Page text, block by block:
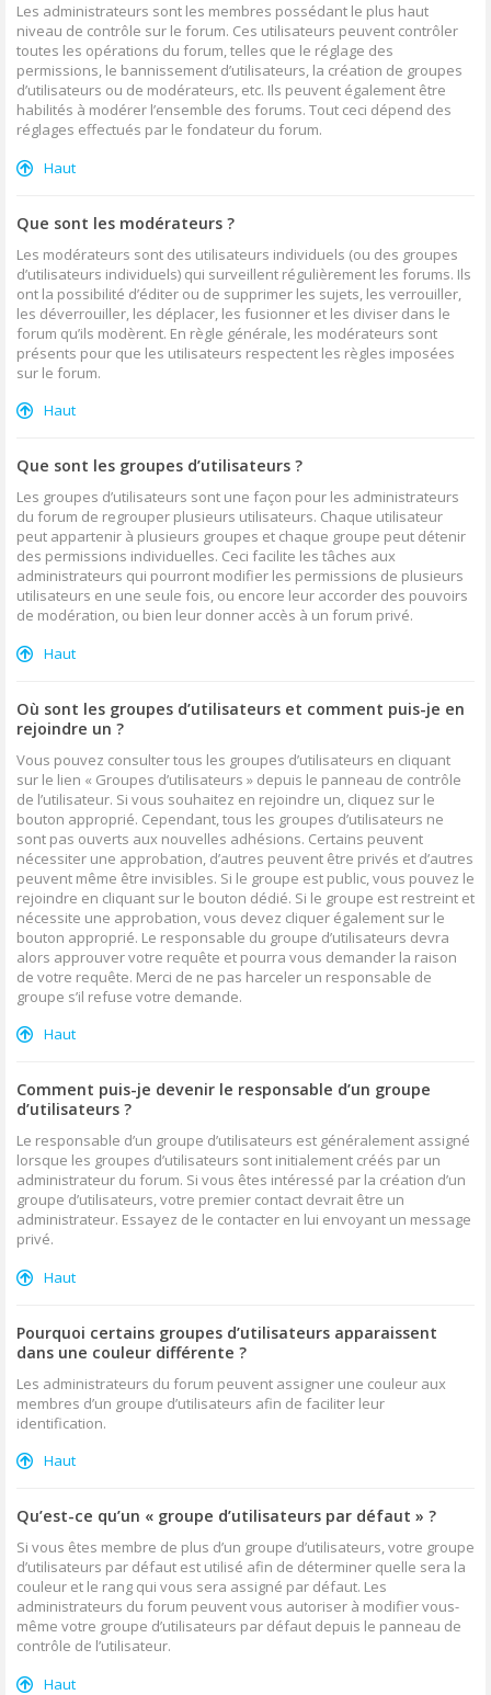
Les administrateurs sont les membres possédant le plus haut
niveau de contrôle sur le forum. Ces utilisateurs peuvent contrôler
toutes les opérations du forum, telles que le réglage des
permissions, le bannissement d’utilisateurs, la création de groupes
d’utilisateurs ou de modérateurs, etc. Ils peuvent également être
habilités à modérer l’ensemble des forums. Tout ceci dépend des
réglages effectués par le fondateur du forum.
Haut
Que sont les modérateurs ?
Les modérateurs sont des utilisateurs individuels (ou des groupes
d’utilisateurs individuels) qui surveillent régulièrement les forums. Ils
ont la possibilité d’éditer ou de supprimer les sujets, les verrouiller,
les déverrouiller, les déplacer, les fusionner et les diviser dans le
forum qu’ils modèrent. En règle générale, les modérateurs sont
présents pour que les utilisateurs respectent les règles imposées
sur le forum.
Haut
Que sont les groupes d’utilisateurs ?
Les groupes d’utilisateurs sont une façon pour les administrateurs
du forum de regrouper plusieurs utilisateurs. Chaque utilisateur
peut appartenir à plusieurs groupes et chaque groupe peut détenir
des permissions individuelles. Ceci facilite les tâches aux
administrateurs qui pourront modifier les permissions de plusieurs
utilisateurs en une seule fois, ou encore leur accorder des pouvoirs
de modération, ou bien leur donner accès à un forum privé.
Haut
Où sont les groupes d’utilisateurs et comment puis-je en
rejoindre un ?
Vous pouvez consulter tous les groupes d’utilisateurs en cliquant
sur le lien « Groupes d’utilisateurs » depuis le panneau de contrôle
de l’utilisateur. Si vous souhaitez en rejoindre un, cliquez sur le
bouton approprié. Cependant, tous les groupes d’utilisateurs ne
sont pas ouverts aux nouvelles adhésions. Certains peuvent
nécessiter une approbation, d’autres peuvent être privés et d’autres
peuvent même être invisibles. Si le groupe est public, vous pouvez le
rejoindre en cliquant sur le bouton dédié. Si le groupe est restreint et
nécessite une approbation, vous devez cliquer également sur le
bouton approprié. Le responsable du groupe d’utilisateurs devra
alors approuver votre requête et pourra vous demander la raison
de votre requête. Merci de ne pas harceler un responsable de
groupe s’il refuse votre demande.
Haut
Comment puis-je devenir le responsable d’un groupe
d’utilisateurs ?
Le responsable d’un groupe d’utilisateurs est généralement assigné
lorsque les groupes d’utilisateurs sont initialement créés par un
administrateur du forum. Si vous êtes intéressé par la création d’un
groupe d’utilisateurs, votre premier contact devrait être un
administrateur. Essayez de le contacter en lui envoyant un message
privé.
Haut
Pourquoi certains groupes d’utilisateurs apparaissent
dans une couleur différente ?
Les administrateurs du forum peuvent assigner une couleur aux
membres d’un groupe d’utilisateurs afin de faciliter leur
identification.
Haut
Qu’est-ce qu’un « groupe d’utilisateurs par défaut » ?
Si vous êtes membre de plus d’un groupe d’utilisateurs, votre groupe
d’utilisateurs par défaut est utilisé afin de déterminer quelle sera la
couleur et le rang qui vous sera assigné par défaut. Les
administrateurs du forum peuvent vous autoriser à modifier vous-
même votre groupe d’utilisateurs par défaut depuis le panneau de
contrôle de l’utilisateur.
Haut